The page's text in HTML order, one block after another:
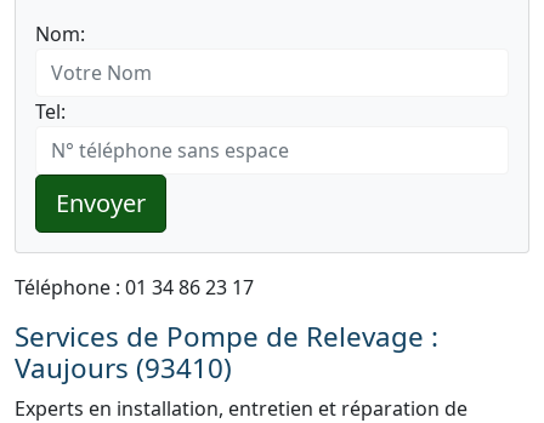
Nom:
Tel:
Envoyer
Téléphone : 01 34 86 23 17
Services de Pompe de Relevage :
Vaujours (93410)
Experts en installation, entretien et réparation de